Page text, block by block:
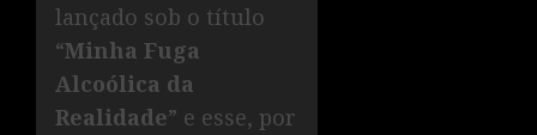
lançado sob o título
“Minha Fuga
Alcoólica da
Realidade” e esse, por